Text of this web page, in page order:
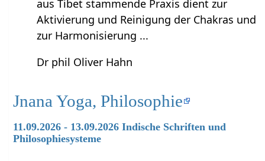
aus Tibet stammende Praxis dient zur
Aktivierung und Reinigung der Chakras und
zur Harmonisierung ...
Dr phil Oliver Hahn
Jnana Yoga, Philosophie
11.09.2026 - 13.09.2026 Indische Schriften und
Philosophiesysteme